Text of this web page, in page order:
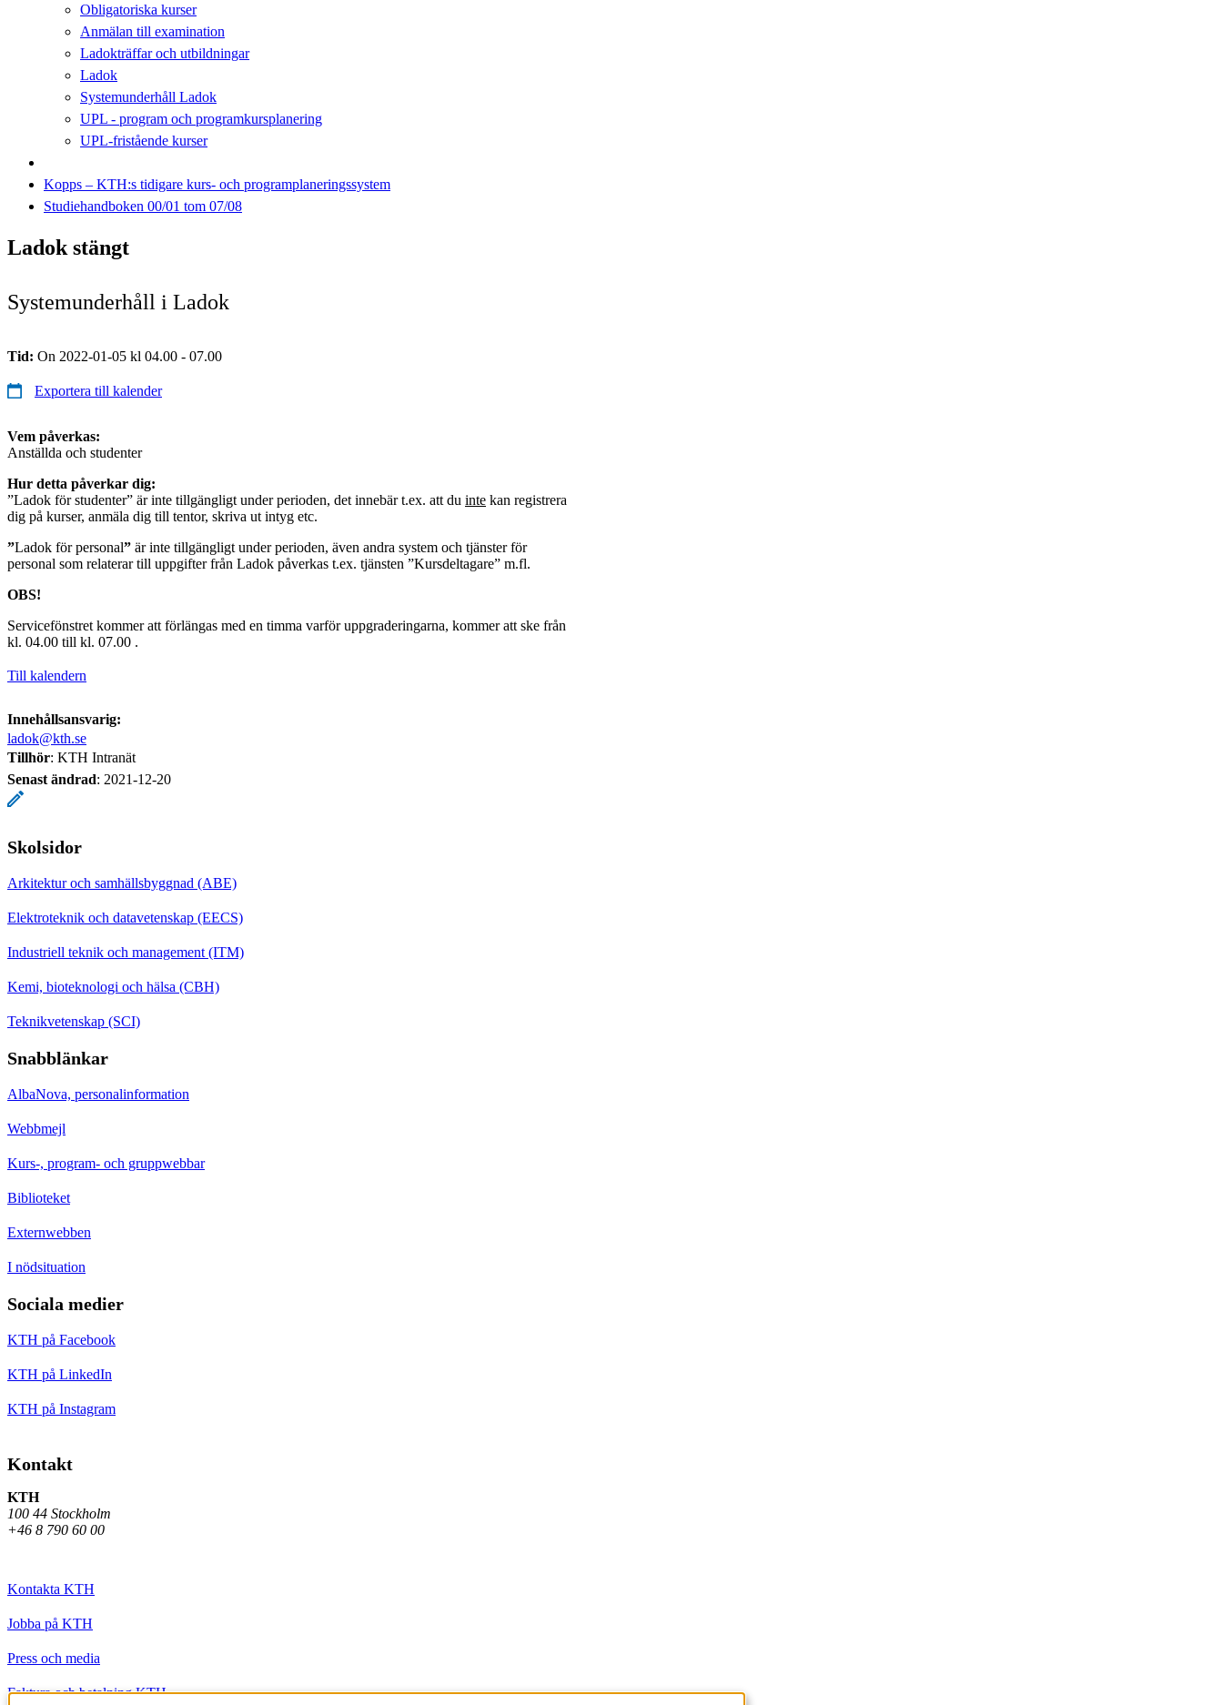
Obligatoriska kurser
Anmälan till examination
Ladokträffar och utbildningar
Ladok
Systemunderhåll Ladok
UPL - program och programkursplanering
UPL-fristående kurser
Kopps – KTH:s tidigare kurs- och programplaneringssystem
Studiehandboken 00/01 tom 07/08
Ladok stängt
Systemunderhåll i Ladok
Tid: On 2022-01-05 kl 04.00 - 07.00
Exportera till kalender
Vem påverkas:
Anställda och studenter
Hur detta påverkar dig:
”Ladok för studenter” är inte tillgängligt under perioden, det innebär t.ex. att du inte kan registrera
dig på kurser, anmäla dig till tentor, skriva ut intyg etc.
”Ladok för personal” är inte tillgängligt under perioden, även andra system och tjänster för
personal som relaterar till uppgifter från Ladok påverkas t.ex. tjänsten ”Kursdeltagare” m.fl.
OBS!
Servicefönstret kommer att förlängas med en timma varför uppgraderingarna, kommer att ske från
kl. 04.00 till kl. 07.00 .
Till kalendern
Innehållsansvarig:
ladok@kth.se
Tillhör: KTH Intranät
Senast ändrad: 2021-12-20
Skolsidor
Arkitektur och samhällsbyggnad (ABE)
Elektroteknik och datavetenskap (EECS)
Industriell teknik och management (ITM)
Kemi, bioteknologi och hälsa (CBH)
Teknikvetenskap (SCI)
Snabblänkar
AlbaNova, personalinformation
Webbmejl
Kurs-, program- och gruppwebbar
Biblioteket
Externwebben
I nödsituation
Sociala medier
KTH på Facebook
KTH på LinkedIn
KTH på Instagram
Kontakt
KTH
100 44 Stockholm
+46 8 790 60 00
Kontakta KTH
Jobba på KTH
Press och media
Faktura och betalning KTH